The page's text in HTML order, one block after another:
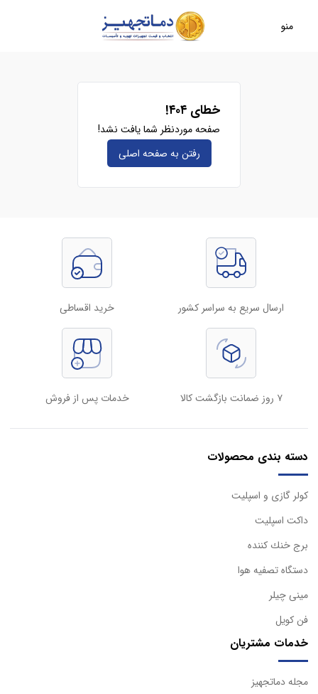
منو
خطای ۴۰۴!
صفحه موردنظر شما یافت نشد!
رفتن به صفحه‌ اصلی
ارسال سریع به سراسر کشور خرید اقساطی
۷ روز ضمانت بازگشت کالا خدمات پس از فروش
دسته بندی محصولات
كولر گازی و اسپليت
داكت اسپليت
برج خنك كننده
دستگاه تصفيه هوا
مینی چیلر
فن کویل
خدمات مشتریان
مجله دماتجهیز